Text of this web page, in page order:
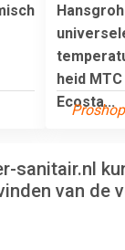
heid
Ecosta...
Proshop
sanitair.nl
van de